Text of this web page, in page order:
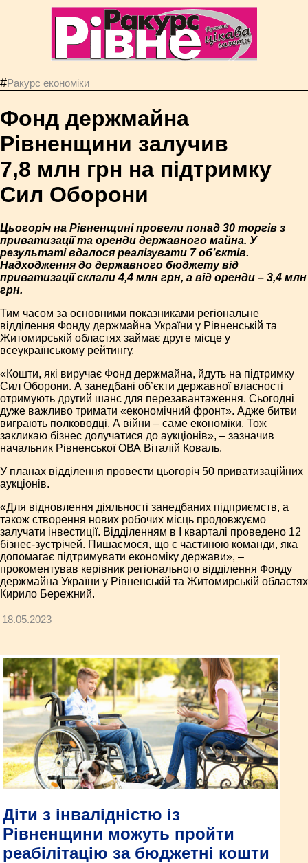
#Ракурс економiки
Фонд держмайна
Рівненщини залучив
7,8 млн грн на підтримку
Сил Оборони
Цьогоріч на Рівненщині провели понад 30 торгів з
приватизації та оренди державного майна. У
результаті вдалося реалізувати 7 об’єктів.
Надходження до державного бюджету від
приватизації склали 4,4 млн грн, а від оренди – 3,4 млн
грн.
Тим часом за основними показниками регіональне
відділення Фонду держмайна України у Рівненській та
Житомирській областях займає друге місце у
всеукраїнському рейтингу.
«Кошти, які виручає Фонд держмайна, йдуть на підтримку
Сил Оборони. А занедбані об’єкти державної власності
отримують другий шанс для перезавантаження. Сьогодні
дуже важливо тримати «економічний фронт». Адже битви
виграють полководці. А війни – саме економіки. Тож
закликаю бізнес долучатися до аукціонів», – зазначив
начальник Рівненської ОВА Віталій Коваль.
У планах відділення провести цьогоріч 50 приватизаційних
аукціонів.
«Для відновлення діяльності занедбаних підприємств, а
також створення нових робочих місць продовжуємо
залучати інвестиції. Відділенням в І кварталі проведено 12
бізнес-зустрічей. Пишаємося, що є частиною команди, яка
допомагає підтримувати економіку держави», –
прокоментував керівник регіонального відділення Фонду
держмайна України у Рівненській та Житомирській областях
Кирило Бережний.
18.05.2023
Діти з інвалідністю із
Рівненщини можуть пройти
реабілітацію за бюджетні кошти